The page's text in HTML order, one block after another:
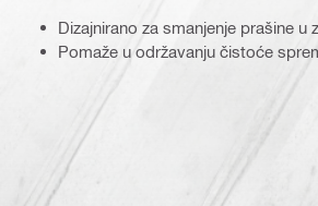
Dizajnirano za smanjenje prašine u
Pomaže u održavanju čistoće